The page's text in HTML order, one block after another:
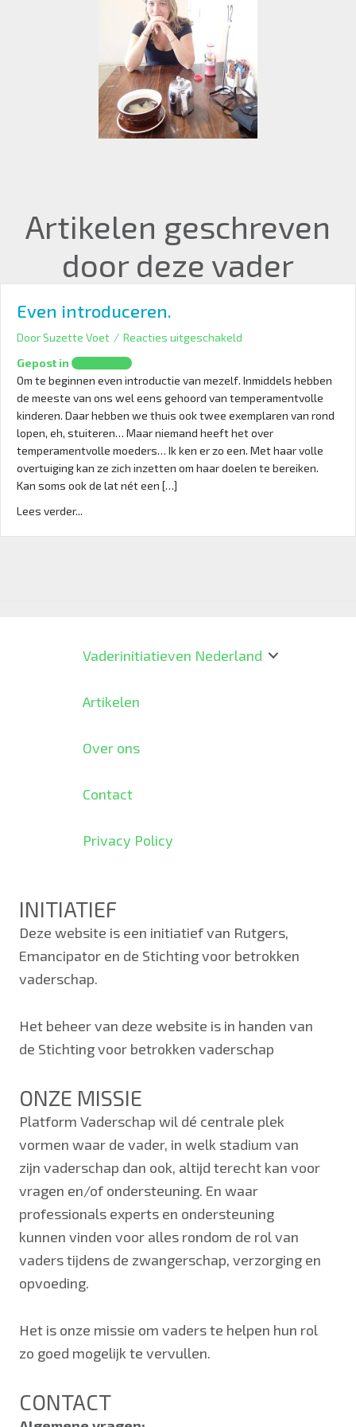
Artikelen geschreven
door deze vader
Even introduceren.
DoorSuzette Voet / Reacties uitgeschakeld
Gepost in
Om te beginnen even introductie van mezelf. Inmiddels hebben
de meeste van ons wel eens gehoord van temperamentvolle
kinderen. Daar hebben we thuis ook twee exemplaren van rond
lopen, eh, stuiteren… Maar niemand heeft het over
temperamentvolle moeders… Ik ken er zo een. Met haar volle
overtuiging kan ze zich inzetten om haar doelen te bereiken.
Kan soms ook de lat nét een […]
Lees verder...
Vaderinitiatieven Nederland
Artikelen
Over ons
Contact
Privacy Policy
INITIATIEF
Deze website is een initiatief van Rutgers,
Emancipator en de Stichting voor betrokken
vaderschap.
Het beheer van deze website is in handen van
de Stichting voor betrokken vaderschap
ONZE MISSIE
Platform Vaderschap wil dé centrale plek
vormen waar de vader, in welk stadium van
zijn vaderschap dan ook, altijd terecht kan voor
vragen en/of ondersteuning. En waar
professionals experts en ondersteuning
kunnen vinden voor alles rondom de rol van
vaders tijdens de zwangerschap, verzorging en
opvoeding.
Het is onze missie om vaders te helpen hun rol
zo goed mogelijk te vervullen.
CONTACT